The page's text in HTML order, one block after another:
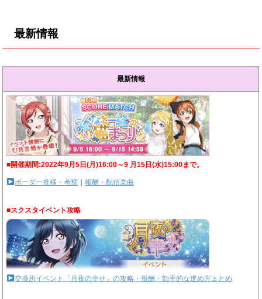
最新情報
最新情報
■開催期間:2022年9月5日(月)16:00～9 月15日(水)15:00まで。
ボーダー推移・考察 ｜報酬・配信楽曲
■スクスタイベント攻略
交換所イベント「月夜の幸せ」の攻略・報酬・効率的な進め方まとめ